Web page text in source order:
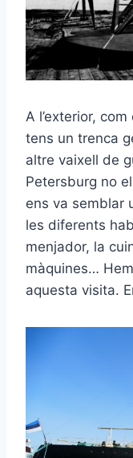
A l’exterior,
tens un trenca
altre vaixell de
Petersburg no
ens va semblar
les diferents
menjador, la
màquines…
aquesta visita.